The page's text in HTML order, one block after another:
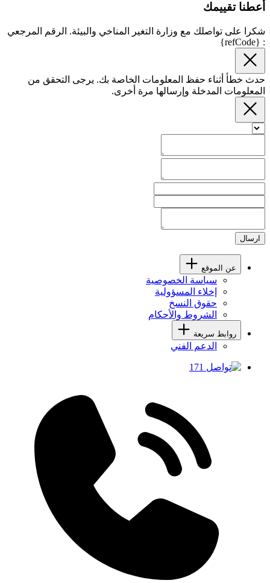
أعطنا تقييمك
شكرا على تواصلك مع وزارة التغير المناخي والبيئة. الرقم المرجعي
: {refCode}
حدث خطأ أثناء حفظ المعلومات الخاصة بك. يرجى التحقق من
المعلومات المدخلة وإرسالها مرة أخرى.
ارسال
عن الموقع
سياسة الخصوصية
إخلاء المسؤولية
حقوق النسخ
الشروط والأحكام
روابط سريعة
الدعم الفني